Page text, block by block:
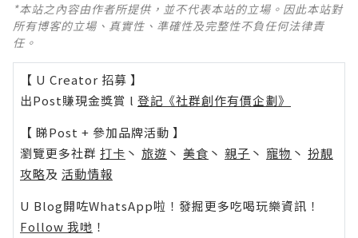
*本站之內容由作者所提供，並不代表本站的立場。因此本站對
所有博客的立場、真實性、準確性及完整性不負任何法律責
任。
【 U Creator 招募 】
出Post賺現金獎賞 l 登記《社群創作有價企劃》
【 睇Post + 參加品牌活動 】
瀏覽更多社群 打卡 丶 旅遊 丶 美食 丶 親子 丶 寵物 丶 扮靚
攻略及 活動情報
U Blog開咗WhatsApp啦！發掘更多吃喝玩樂資訊！
Follow 我哋 ！